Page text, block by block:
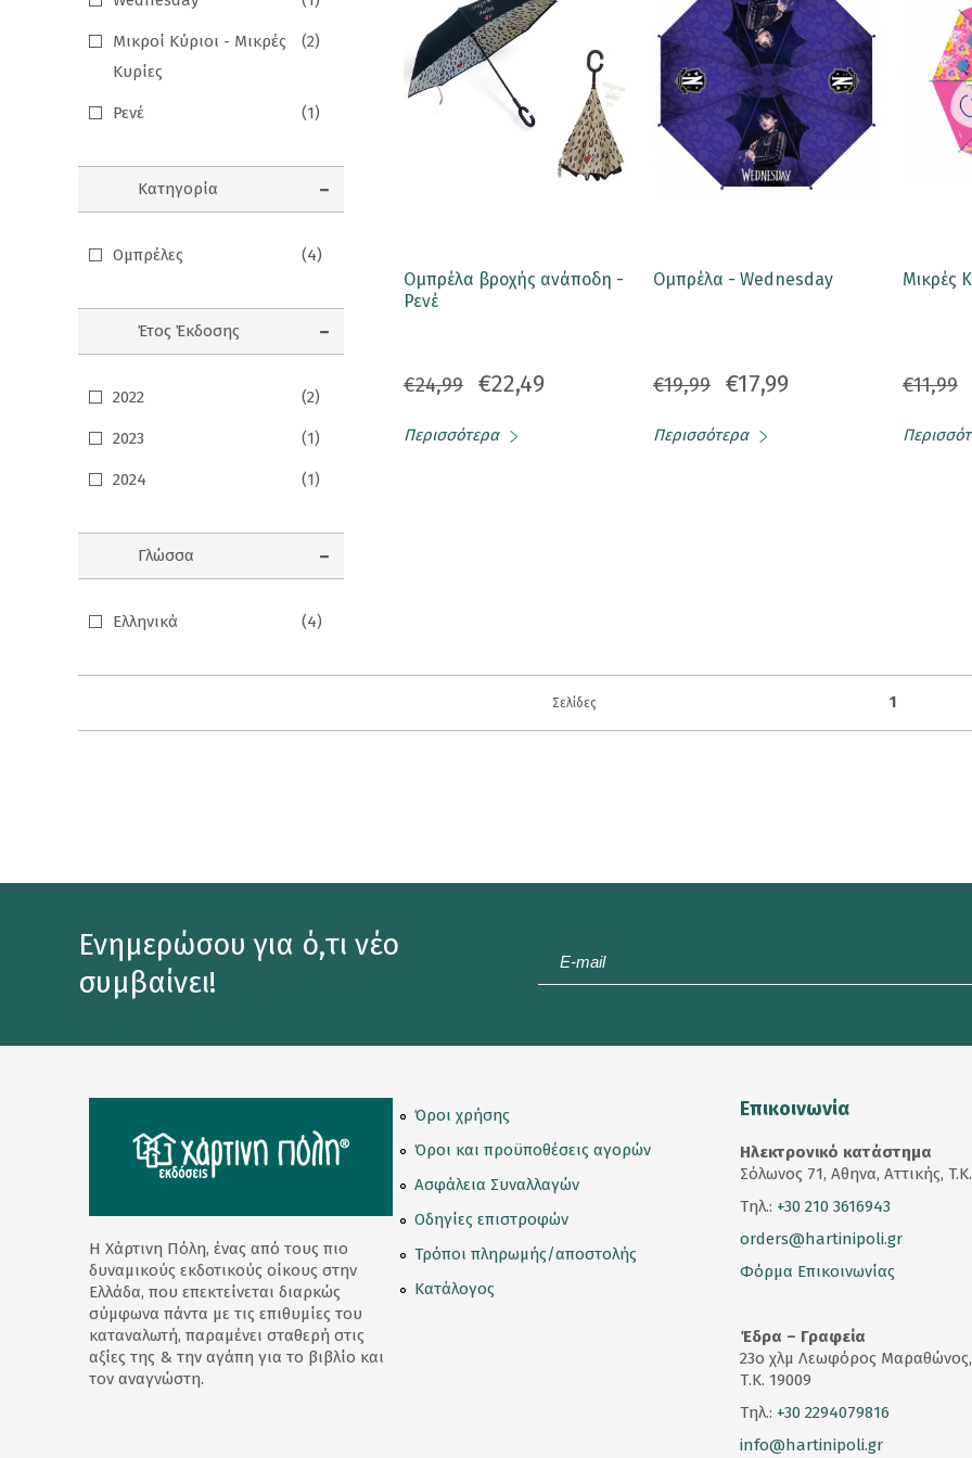
Σημειωματάρια
ΠΑΙΔΙΑ
Βιβλία Γνώσεων
Βιβλία δραστηριοτήτων
Εικονογραφημένα Παραμύθια
Εποχικά Βιβλία
Κλασικά Παραμύθια
Ταξιδιωτικά Βιβλία
Ενηλίκων
Κονκάρδες
Κορνίζες
Κούπες
Μαγνητάκια
Μαγνητικοί Σελιδοδείκτες
Μπρελόκ
Ομπρέλες
Παγούρι - Θερμός
Παζλ
Σετ Δώρων
Μικροί Κύριοι - Μικρές
Κυρίες
(2)
Ρενέ (1)
Κατηγορία
Ομπρέλες (4)
Έτος Έκδοσης
2022 (2)
2023 (1)
2024 (1)
Γλώσσα
Ελληνικά (4)
Ομπρέλα βροχής ανάποδη -
Ρενέ
€24,99 €22,49
Περισσότερα
Ομπρέλα - Wednesday
€19,99 €17,99
Περισσότερα
Μικρές
€11,99
Σελίδες 1
Ενημερώσου για ό,τι νέο
συμβαίνει!
Η Χάρτινη Πόλη, ένας από τους πιο
δυναμικούς εκδοτικούς οίκους στην
Ελλάδα, που επεκτείνεται διαρκώς
σύμφωνα πάντα με τις επιθυμίες του
καταναλωτή, παραμένει σταθερή στις
αξίες της & την αγάπη για το βιβλίο και
τον αναγνώστη.
Όροι χρήσης
Όροι και προϋποθέσεις αγορών
Ασφάλεια Συναλλαγών
Οδηγίες επιστροφών
Τρόποι πληρωμής/αποστολής
Κατάλογος
Επικοινωνία
Ηλεκτρονικό κατάστημα
Σόλωνος 71, Αθηνα, Αττικής,
Τηλ.: +30 210 3616943
orders@hartinipoli.gr
Φόρμα Επικοινωνίας
Έδρα – Γραφεία
23ο χλμ Λεωφόρος
Τ.Κ. 19009
Τηλ.: +30 2294079816
info@hartinipoli.gr